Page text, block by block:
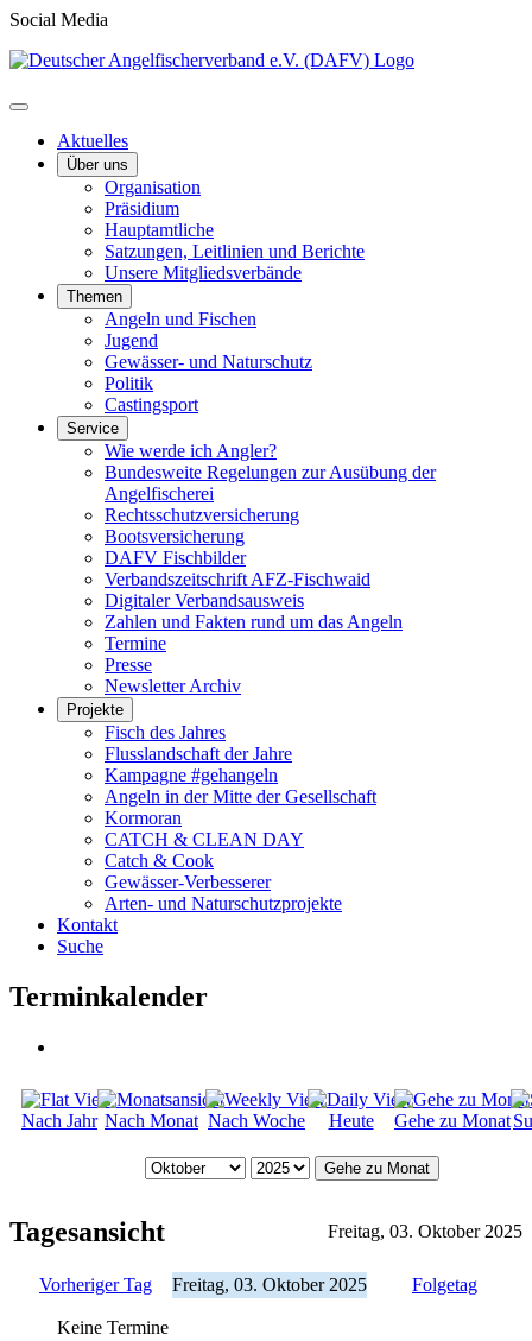
Social Media
Aktuelles
Über uns
Organisation
Präsidium
Hauptamtliche
Satzungen, Leitlinien und Berichte
Unsere Mitgliedsverbände
Themen
Angeln und Fischen
Jugend
Gewässer- und Naturschutz
Politik
Castingsport
Service
Wie werde ich Angler?
Bundesweite Regelungen zur Ausübung der
Angelfischerei
Rechtsschutzversicherung
Bootsversicherung
DAFV Fischbilder
Verbandszeitschrift AFZ-Fischwaid
Digitaler Verbandsausweis
Zahlen und Fakten rund um das Angeln
Termine
Presse
Newsletter Archiv
Projekte
Fisch des Jahres
Flusslandschaft der Jahre
Kampagne #gehangeln
Angeln in der Mitte der Gesellschaft
Kormoran
CATCH & CLEAN DAY
Catch & Cook
Gewässer-Verbesserer
Arten- und Naturschutzprojekte
Kontakt
Suche
Terminkalender
Nach Jahr Nach Monat Nach Woche Heute Gehe zu Monat
Gehe zu Monat
Tagesansicht Freitag, 03. Oktober 2025
Vorheriger Tag Freitag, 03. Oktober 2025 Folgetag
Keine Termine